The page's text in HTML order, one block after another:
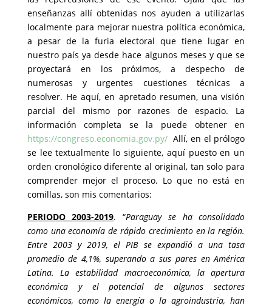
enseñanzas allí obtenidas nos ayuden a utilizarlas
localmente para mejorar nuestra política económica,
a pesar de la furia electoral que tiene lugar en
nuestro país ya desde hace algunos meses y que se
proyectará en los próximos, a despecho de
numerosas y urgentes cuestiones técnicas a
resolver. He aquí, en apretado resumen, una visión
parcial del mismo por razones de espacio. La
información completa se la puede obtener en
https://congreso.economia.gov.py/Allí, en el prólogo
se lee textualmente lo siguiente, aquí puesto en un
orden cronológico diferente al original, tan solo para
comprender mejor el proceso. Lo que no está en
comillas, son mis comentarios:
PERIODO 2003-2019. “Paraguay se ha consolidado
como una economía de rápido crecimiento en la región.
Entre 2003 y 2019, el PIB se expandió a una tasa
promedio de 4,1%, superando a sus pares en América
Latina. La estabilidad macroeconómica, la apertura
económica y el potencial de algunos sectores
económicos, como la energía o la agroindustria, han